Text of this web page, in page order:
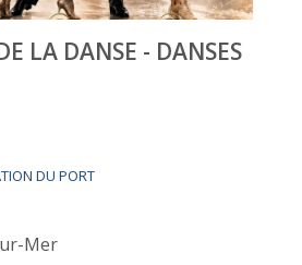
LA DANSE - DANSES
DU PORT
Mer